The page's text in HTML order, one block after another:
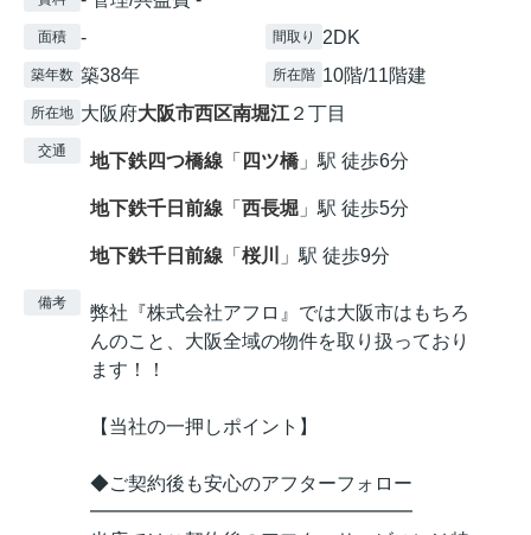
面積 - 間取り 2DK
築年数 築38年 所在階 10階/11階建
所在地 大阪府大阪市西区南堀江 ２丁目
交通 地下鉄四つ橋線 「 四ツ橋」駅 徒歩6分
地下鉄千日前線 「 西長堀 」駅 徒歩5分
地下鉄千日前線 「 桜川 」駅 徒歩9分
備考
弊社『株式会社アフロ』では大阪市はもちろ
んのこと、大阪全域の物件を取り扱っており
ます！！
【当社の一押しポイント】
◆ご契約後も安心のアフターフォロー
━━━━━━━━━━━━━━━━━